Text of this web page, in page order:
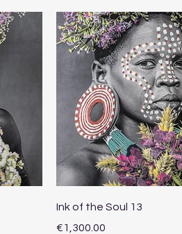
Aperçu rapide
Ink of the Soul 13
Prix
€1,300.00